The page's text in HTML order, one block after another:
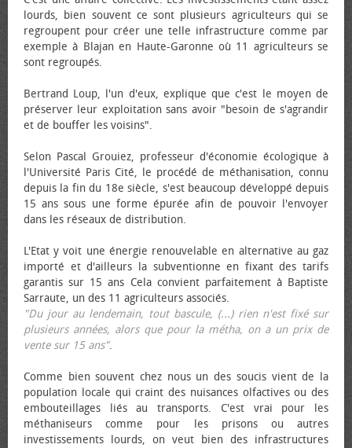
lourds, bien souvent ce sont plusieurs agriculteurs qui se
regroupent pour créer une telle infrastructure comme par
exemple à Blajan en Haute-Garonne où 11 agriculteurs se
sont regroupés.
Bertrand Loup, l'un d'eux, explique que c'est le moyen de
préserver leur exploitation sans avoir "besoin de s'agrandir
et de bouffer les voisins".
Selon Pascal Grouiez, professeur d'économie écologique à
l'Université Paris Cité, le procédé de méthanisation, connu
depuis la fin du 18e siècle, s'est beaucoup développé depuis
15 ans sous une forme épurée afin de pouvoir l'envoyer
dans les réseaux de distribution.
L'Etat y voit une énergie renouvelable en alternative au gaz
importé et d'ailleurs la subventionne en fixant des tarifs
garantis sur 15 ans Cela convient parfaitement à Baptiste
Sarraute, un des 11 agriculteurs associés.
"Du jour au lendemain, tout bascule, (...) rien n'est fixé sur
plusieurs années, alors que pour la métha, on a un prix de
vente sur 15 ans".
Comme bien souvent chez nous un des soucis vient de la
population locale qui craint des nuisances olfactives ou des
embouteillages liés au transports. C'est vrai pour les
méthaniseurs comme pour les prisons ou autres
investissements lourds, on veut bien des infrastructures